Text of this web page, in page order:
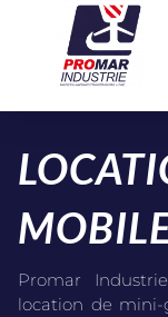
Promar
location de mini-